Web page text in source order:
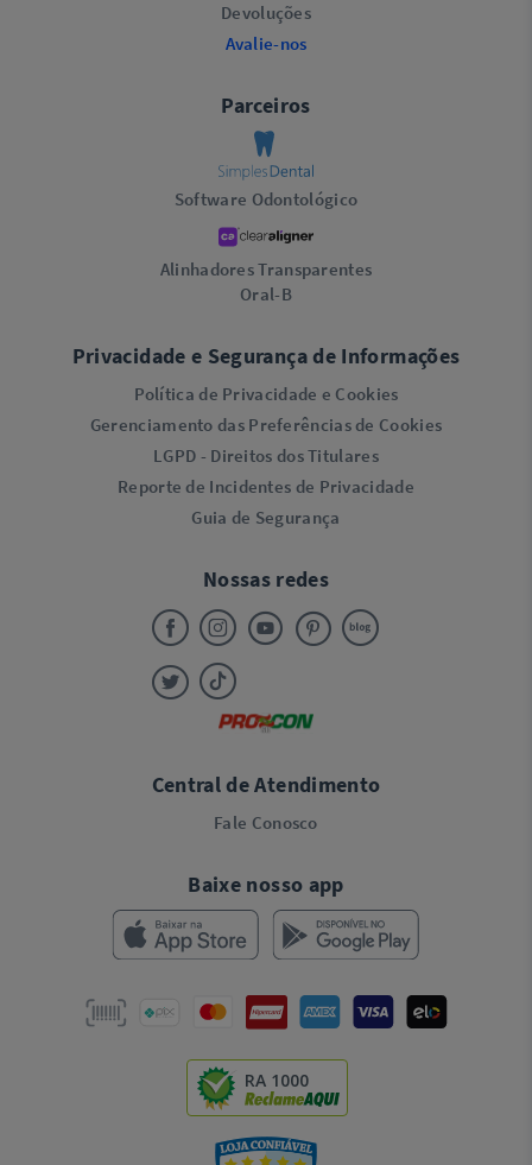
Devoluções
Avalie-nos
Parceiros
Software Odontológico
Alinhadores Transparentes
Oral-B
Privacidade e Segurança de Informações
Política de Privacidade e Cookies
Gerenciamento das Preferências de Cookies
LGPD - Direitos dos Titulares
Reporte de Incidentes de Privacidade
Guia de Segurança
Nossas redes
Central de Atendimento
Fale Conosco
Baixe nosso app
RA 1000